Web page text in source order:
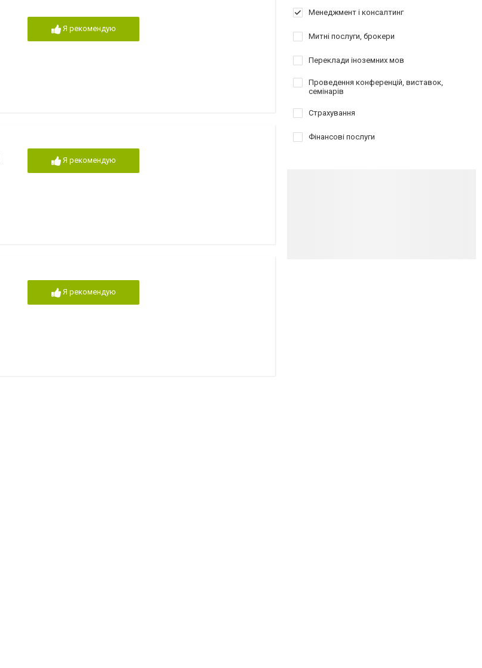
Я рекомендую
Я рекомендую
Я рекомендую
Менеджмент і консалтинг
Митні послуги, брокери
Переклади іноземних мов
Проведення конференцій, виставок,
семінарів
Страхування
Фінансові послуги